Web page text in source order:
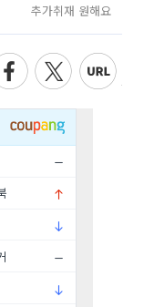
추가취재 원해요